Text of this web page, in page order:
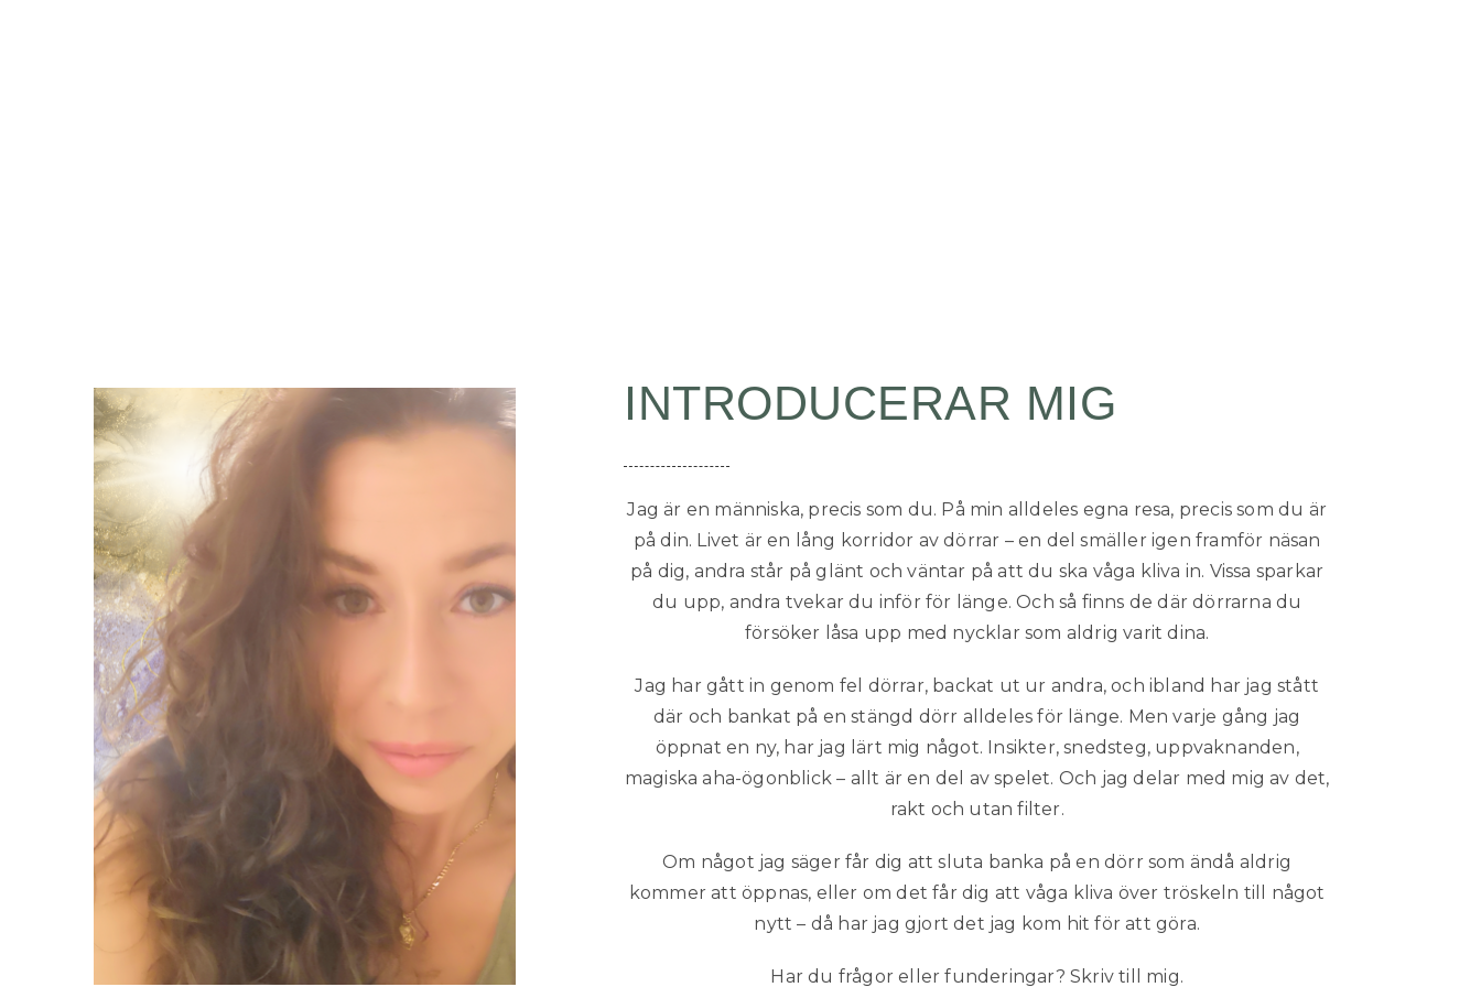
INTRODUCERAR MIG
Jag är en människa, precis som du. På min alldeles egna resa, precis som du är
på din. Livet är en lång korridor av dörrar – en del smäller igen framför näsan
på dig, andra står på glänt och väntar på att du ska våga kliva in. Vissa sparkar
du upp, andra tvekar du inför för länge. Och så finns de där dörrarna du
försöker låsa upp med nycklar som aldrig varit dina.
Jag har gått in genom fel dörrar, backat ut ur andra, och ibland har jag stått
där och bankat på en stängd dörr alldeles för länge. Men varje gång jag
öppnat en ny, har jag lärt mig något. Insikter, snedsteg, uppvaknanden,
magiska aha-ögonblick – allt är en del av spelet. Och jag delar med mig av det,
rakt och utan filter.
Om något jag säger får dig att sluta banka på en dörr som ändå aldrig
kommer att öppnas, eller om det får dig att våga kliva över tröskeln till något
nytt – då har jag gjort det jag kom hit för att göra.
Har du frågor eller funderingar? Skriv till mig.